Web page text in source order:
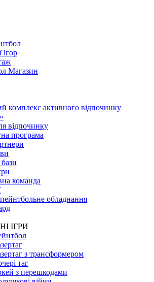
ігор
Магазин
комплекс активного відпочинку
відпочинку
програма
бази
команда
обладнання
ІГРИ
з трансформером
таг
з перешкодами